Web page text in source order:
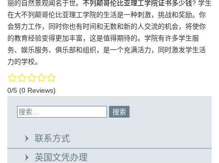
丽的自然景观闻名于世。 不列颠哥伦比亚理工学院证书多少钱? 学生
在大不列颠哥伦比亚理工学院的生活是一种刺激，挑战和奖励。你
会努力工作，同时你也有时间和无数和新的人交流的机会，将使你
的教育经验变得更加丰富，这是值得期待的。学院有许多学生服
务、娱乐服务、俱乐部和组织，是一个充满活力，同时激发学生活
力的学校。
0/5 (0 Reviews)
联系方式
英国文凭办理